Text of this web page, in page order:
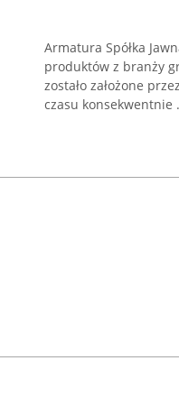
Armatura Spółka
produktów z branży
zostało założone
czasu konsekwentnie